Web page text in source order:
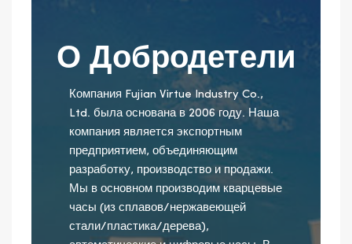
О Добродетели
Компания Fujian Virtue Industry Co.,
Ltd. была основана в 2006 году. Наша
компания является экспортным
предприятием, объединяющим
разработку, производство и продажи.
Мы в основном производим кварцевые
часы (из сплавов/нержавеющей
стали/пластика/дерева),